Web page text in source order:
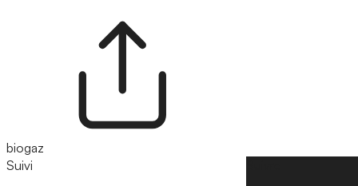
biogaz
Suivi